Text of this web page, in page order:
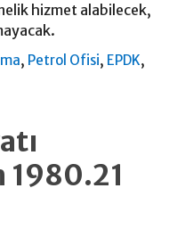
hizmet alabilecek,
, Petrol Ofisi, EPDK,